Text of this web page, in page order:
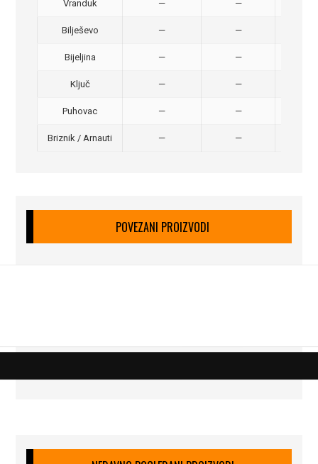
Vranduk — —
Bilješevo — —
Bijeljina — —
Ključ — —
Puhovac — —
Briznik / Arnauti — —
POVEZANI PROIZVODI